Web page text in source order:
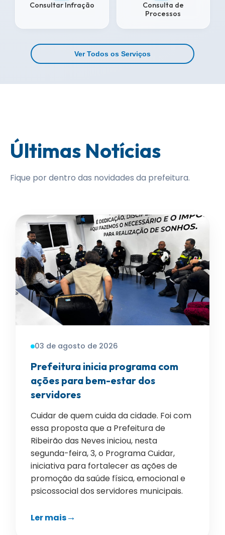
Consultar Infração
Consulta de
Processos
Ver Todos os Serviços
Últimas Notícias
Fique por dentro das novidades da prefeitura.
03 de agosto de 2026
Prefeitura inicia programa com
ações para bem-estar dos
servidores
Cuidar de quem cuida da cidade. Foi com
essa proposta que a Prefeitura de
Ribeirão das Neves iniciou, nesta
segunda-feira, 3, o Programa Cuidar,
iniciativa para fortalecer as ações de
promoção da saúde física, emocional e
psicossocial dos servidores municipais.
Ler mais